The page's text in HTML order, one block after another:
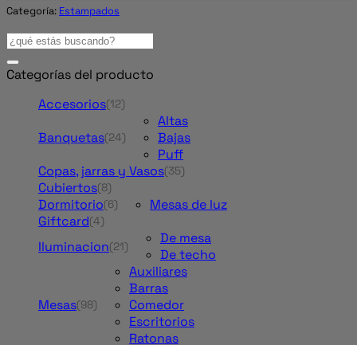
Categoría: Estampados
Buscar
por:
Categorías del producto
Accesorios(12)
Banquetas(24)
Altas
Bajas
Puff
Copas, jarras y Vasos(35)
Cubiertos(8)
Dormitorio(6)
Mesas de luz
Giftcard(4)
Iluminacion(21)
De mesa
De techo
Mesas(98)
Auxiliares
Barras
Comedor
Escritorios
Ratonas